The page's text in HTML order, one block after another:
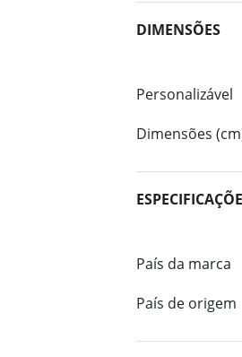
DIMENSÕES
Personalizável
Dimensões
País da marca
País de origem